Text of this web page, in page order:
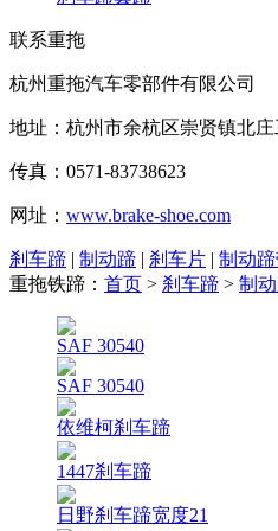
联系重拖
杭州重拖汽车零部件有限公司
地址：杭州市余杭区崇贤镇北
传真：0571-83738623
网址： www.brake-shoe.com
刹车蹄 | 制动蹄 | 刹车片 | 制动
重拖铁蹄： 首页 > 刹车蹄 > 制
SAF 30540
SAF 30540
依维柯刹车蹄
1447刹车蹄
日野刹车蹄宽度21